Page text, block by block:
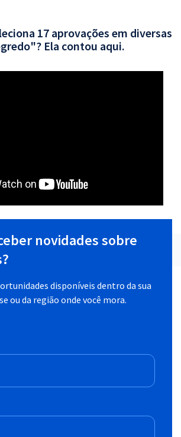
17 aprovações em diversas
Ela contou aqui.
novidades sobre
disponíveis dentro da sua
ou da região onde você mora.